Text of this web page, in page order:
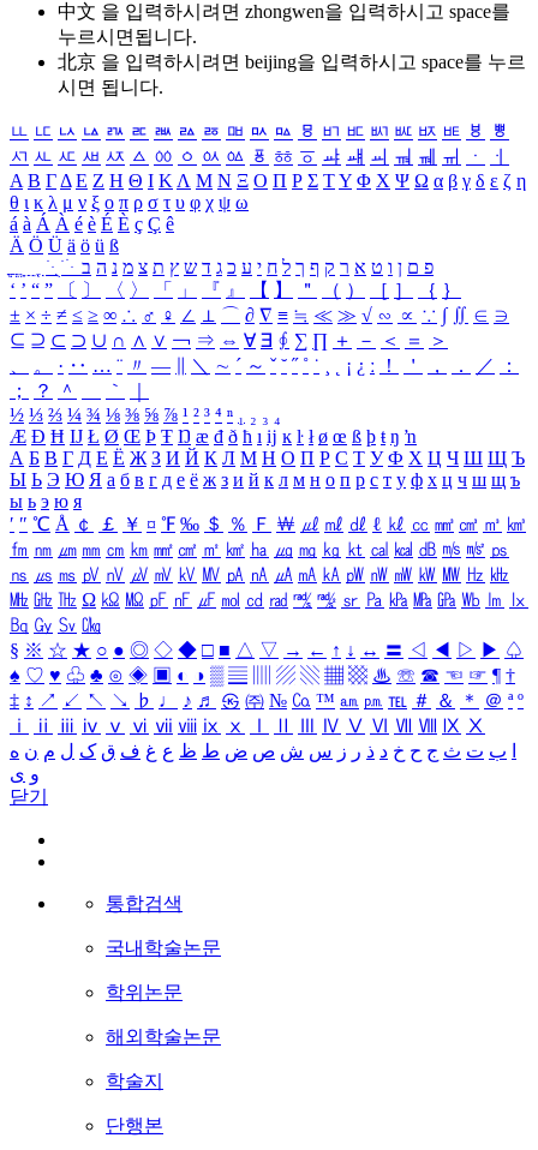
中文 을 입력하시려면 zhongwen을 입력하시고 space를
누르시면됩니다.
北京 을 입력하시려면 beijing을 입력하시고 space를 누르
시면 됩니다.
ㅥ ㅦ ㅧ ㅨ ㅩ ㅪ ㅫ ㅬ ㅭ ㅮ ㅯ ㅰ ㅱ ㅲ ㅳ ㅴ ㅵ ㅶ ㅷ ㅸ
ㅹ
ㅺ ㅻ ㅼ ㅽ ㅾ ㅿ ㆀ ㆁ ㆂ ㆃ ㆄ ㆅ ㆆ ㆇ ㆈ ㆉ ㆊ ㆋ ㆌ ㆍ
ㆎ
Α Β ΓΔ Ε Ζ Η Θ Ι ΚΛ Μ Ν Ξ Ο Π Ρ Σ ΤΥ Φ Χ Ψ Ω α β γ δ ε ζ η
θ ι κ λ μ ν ξ ο π ρ σ τ υ φ χ ψ ω
á à Á À é è É È ç Ç ê
Ä Ö Ü ä ö ü ß
ִֶֹ ֻּ ׁׂ פ ם ן ו ט א ר ק ף ך ל ח י ע כ ג ד ש ץ ת צ מ נ ה ב
‘ ’ “ ” 〔 〕 〈 〉 「 」 『 』 【 】 ＂ （ ） ［ ］ ｛ ｝
± × ÷ ≠ ≤ ≥ ∞ ∴ ♂ ♀ ∠ ⊥ ⌒ ∂ ∇ ≡ ≒ ≪ ≫ √ ∽ ∝ ∵ ∫ ∬ ∈ ∋
⊆ ⊇ ⊂ ⊃ ∪ ∩ ∧ ∨ ￢ ⇒ ⇔ ∀ ∃ ∮ ∑ ∏ ＋ － ＜ ＝
＞
、
。 · ‥ … ¨ 〃 ― ＼ ∼ ´ ～ ˇ ˘ ˝ ˚ ˙ ¸ ¡ ¿ ː ！ ＇ ， ． ／
：
；
？ ＾ ｀
½ ⅓ ⅔ ¼ ¾ ⅛ ⅜ ⅝ ⅞ ¹ ² ³ ⁴ ⁿ ₁ ₂ ₃ ₄
Æ Ð Ħ Ĳ Ł Ø Œ Þ Ŧ Ŋ æ đ ð ħ ı ĳ ĸ ŀ ł ø œ ß þ ŧ ŋ ŉ
А Б В Г Д Е Ё Ж З И Й К Л М Н О П Р С Т У Ф Х Ц Ч Ш Щ Ъ
Ы Ь Э Ю Я а б в г д е ё ж з и й к л м н о п р с т у ф х ц ч ш щ ъ
ы ь э ю я
′ ″ ℃ Å ￠ ￡ ￥ ¤ ℉ ‰ ＄ ％ Ｆ ￦ ㎕ ㎖ ㎗ ℓ ㎘ ㏄ ㎣ ㎤ ㎥ ㎦
㎙ ㎚ ㎛ ㎜ ㎝ ㎞ ㎟ ㎠ ㎡ ㎢ ㏊ ㎍ ㎎ ㎏ ㏏ ㎈ ㎉ ㏈ ㎧ ㎨ ㎰
㎱ ㎲ ㎳ ㎴ ㎵ ㎶ ㎷ ㎸ ㎹ ㎀ ㎁ ㎂ ㎃ ㎄ ㎺ ㎻ ㎽ ㎾ ㎿ ㎐ ㎑
㎒ ㎓ ㎔ Ω ㏀ ㏁ ㎊ ㎋ ㎌ ㏖ ㏅ ㎭ ㎮ ㎯ ㏛ ㎩ ㎪ ㎫ ㎬ ㏝ ㏐
㏓
㏃ ㏉ ㏜ ㏆
§ ※ ☆ ★ ○ ● ◎ ◇ ◆ □ ■ △ ▽ → ← ↑ ↓ ↔ 〓 ◁ ◀ ▷ ▶ ♤
♠ ♡ ♥ ♧ ♣ ⊙ ◈ ▣ ◐ ◑ ▒ ▤ ▨ ▧ ▦ ▩ ♨ ☏ ☎ ☜ ☞ ¶ †
‡ ↕ ↗ ↙ ↖ ↘ ♭ ♩ ♪ ♬ ㉿ ㈜ № ㏇ ™ ㏂ ㏘ ℡ ＃ ＆ ＊ ＠ ª º
ⅰ
ⅱ ⅲ ⅳ ⅴ ⅵ ⅶ ⅷ ⅸ ⅹ Ⅳ Ⅴ Ⅵ Ⅶ Ⅷ Ⅸ Ⅹ
ب ت ث ج ح خ د ذ ر ز س ش ص ض ط ظ ع غ ف ق ک ل م ن ه
و ی
닫기
통합검색
국내학술논문
학위논문
해외학술논문
학술지
단행본